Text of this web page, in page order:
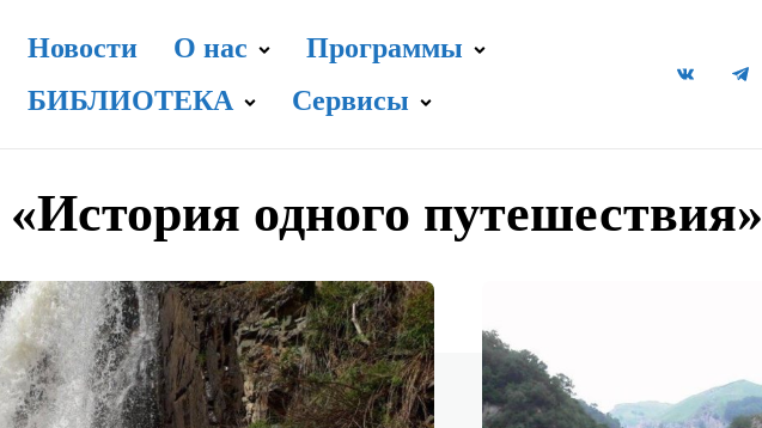
Новости О нас
Программы
БИБЛИОТЕКА
Сервисы
одного путешествия»